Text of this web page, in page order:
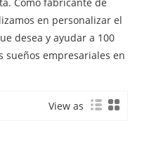
en personalizar el
desea y ayudar a 100
sueños empresariales en
View as